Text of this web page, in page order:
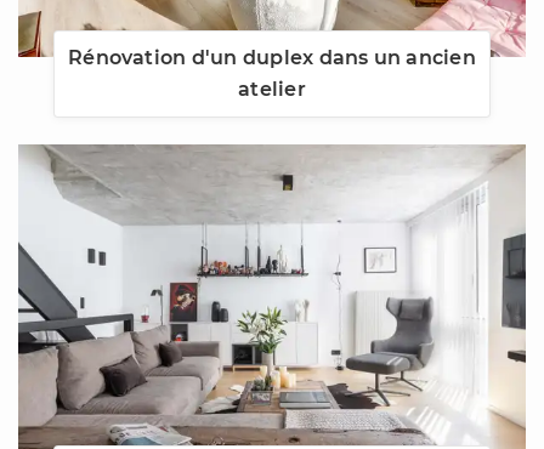
Rénovation d'un duplex dans un ancien
atelier